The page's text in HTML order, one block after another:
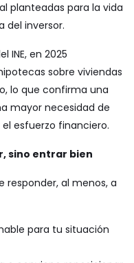
planteadas para la vida
del inversor.
INE, en 2025
sobre viviendas
lo que confirma una
mayor necesidad de
esfuerzo financiero.
sino entrar bien
responder, al menos, a
para tu situación